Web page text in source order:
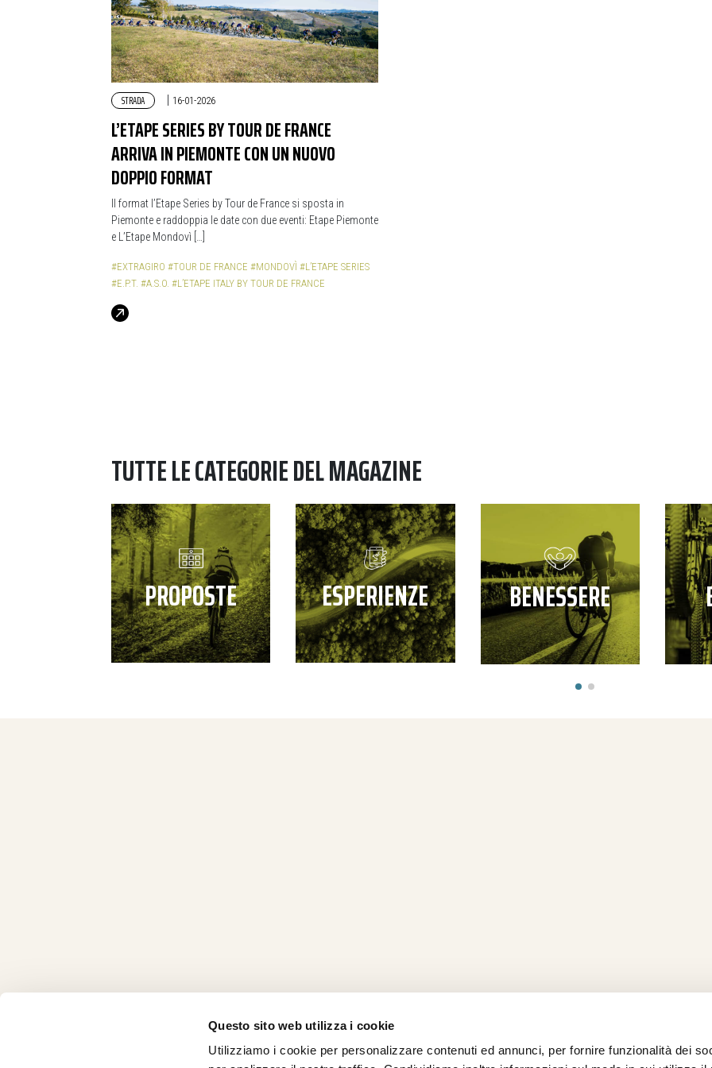
Questo sito web utilizza i cookie
Utilizziamo i cookie per personalizzare contenuti ed annunci, per fornire funzionalità dei
STRADA | 16-01-2026
L’ETAPE SERIES BY TOUR DE FRANCE
ARRIVA IN PIEMONTE CON UN NUOVO
DOPPIO FORMAT
Il format l’Etape Series by Tour de France si sposta in
Piemonte e raddoppia le date con due eventi: Etape Piemonte
e L’Etape Mondovì […]
#EXTRAGIRO #TOUR DE FRANCE #MONDOVÌ #L’ETAPE SERIES
#E.P.T. #A.S.O. #L’ETAPE ITALY BY TOUR DE FRANCE
TUTTE LE CATEGORIE DEL MAGAZINE
PROPOSTE ESPERIENZE BENESSERE